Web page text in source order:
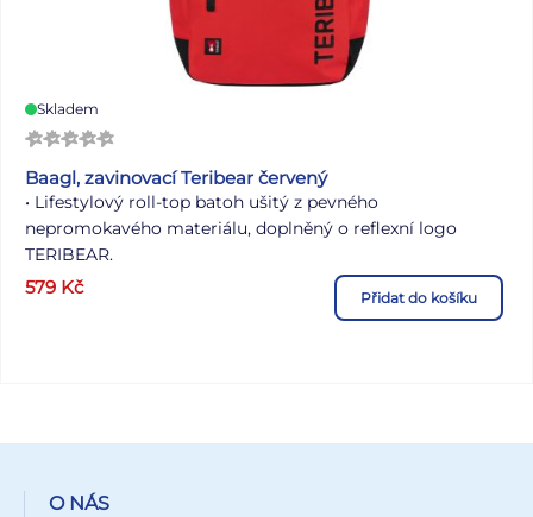
Skladem
Baagl, zavinovací Teribear červený
• Lifestylový roll-top batoh ušitý z pevného
nepromokavého materiálu, doplněný o reflexní logo
TERIBEAR.
• Objem batohu je 17 l a nosnost až 6 kg.
579 Kč Přidat do košíku
O NÁS